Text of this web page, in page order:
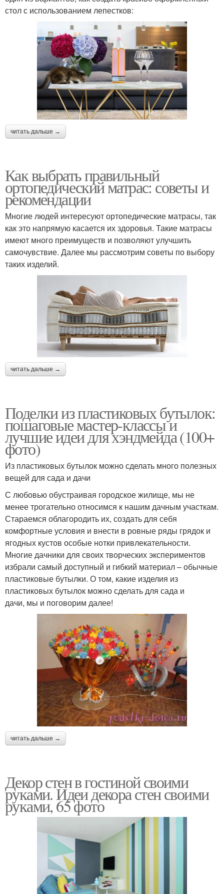
стол с использованием лепестков:
читать дальше →
Как выбрать правильный
ортопедический матрас: советы и
рекомендации
Многие людей интересуют ортопедические матрасы, так
как это напрямую касается их здоровья. Такие матрасы
имеют много преимуществ и позволяют улучшить
самочувствие. Далее мы рассмотрим советы по выбору
таких изделий.
читать дальше →
Поделки из пластиковых бутылок:
пошаговые мастер-классы и
лучшие идеи для хэндмейда (100+
фото)
Из пластиковых бутылок можно сделать много полезных
вещей для сада и дачи
С любовью обустраивая городское жилище, мы не
менее трогательно относимся к нашим дачным участкам.
Стараемся облагородить их, создать для себя
комфортные условия и внести в ровные ряды грядок и
ягодных кустов особые нотки привлекательности.
Многие дачники для своих творческих экспериментов
избрали самый доступный и гибкий материал – обычные
пластиковые бутылки. О том, какие изделия из
пластиковых бутылок можно сделать для сада и
дачи, мы и поговорим далее!
читать дальше →
Декор стен в гостиной своими
руками. Идеи декора стен своими
руками, 65 фото